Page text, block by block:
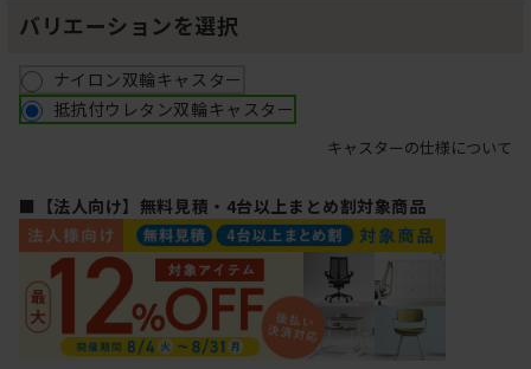
バリエーションを選択
ナイロン双輪キャスター
抵抗付ウレタン双輪キャスター
キャスターの仕様について
■【法人向け】無料見積・4台以上まとめ割対象商品